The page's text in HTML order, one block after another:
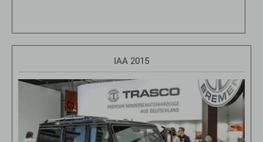
IAA 2015